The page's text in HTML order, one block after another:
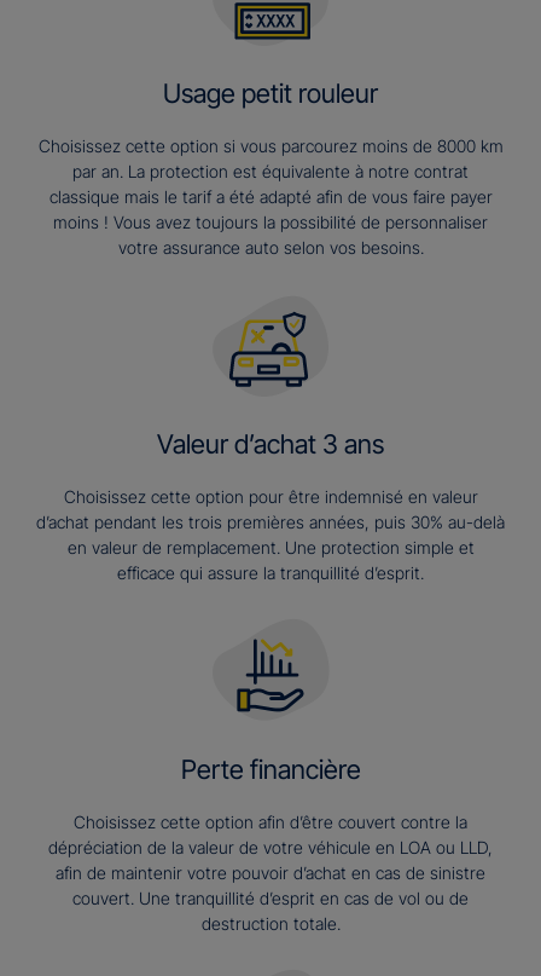
Usage petit rouleur
Choisissez cette option si vous parcourez moins de 8000 km
par an. La protection est équivalente à notre contrat
classique mais le tarif a été adapté afin de vous faire payer
moins ! Vous avez toujours la possibilité de personnaliser
votre assurance auto selon vos besoins.
Valeur d’achat 3 ans​
Choisissez cette option pour être indemnisé en valeur
d’achat pendant les trois premières années, puis 30% au-delà
en valeur de remplacement. Une protection simple et
efficace qui assure la tranquillité d’esprit.
Perte financière
Choisissez cette option afin d’être couvert contre la
dépréciation de la valeur de votre véhicule en LOA ou LLD,
afin de maintenir votre pouvoir d’achat en cas de sinistre
couvert. Une tranquillité d’esprit en cas de vol ou de
destruction totale.